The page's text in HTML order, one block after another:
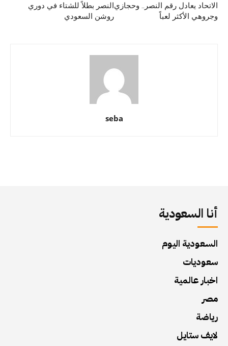
النصر بطلاً للشتاء في دوري
روشن السعودي
الاتحاد يعادل رقم النصر.. وحجازي
وجروهي الأكثر لعباً
seba
أنا السعودية
السعودية اليوم
سعوديات
اخبار عالمية
مصر
رياضة
لايف ستايل